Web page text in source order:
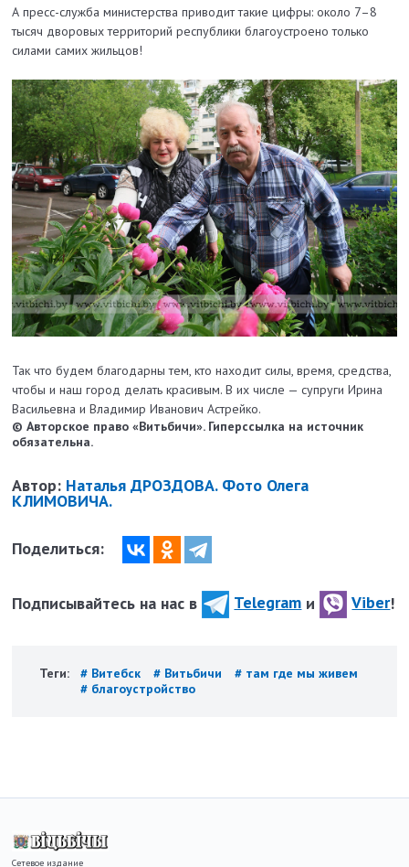
А пресс-служба министерства приводит такие цифры: около 7–8
тысяч дворовых территорий республики благоустроено только
силами самих жильцов!
Так что будем благодарны тем, кто находит силы, время, средства,
чтобы и наш город делать красивым. В их числе — супруги Ирина
Васильевна и Владимир Иванович Астрейко.
© Авторское право «Витьбичи». Гиперссылка на источник
обязательна.
Автор: Наталья ДРОЗДОВА. Фото Олега
КЛИМОВИЧА.
Поделиться:
Подписывайтесь на нас в Telegram и Viber!
Теги: # Витебск # Витьбичи
# там где мы живем
# благоустройство
Сетевое издание